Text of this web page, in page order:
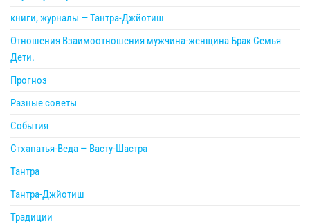
книги, журналы — Тантра-Джйотиш
Отношения Взаимоотношения мужчина-женщина Брак Семья
Дети.
Прогноз
Разные советы
События
Стхапатья-Веда — Васту-Шастра
Тантра
Тантра-Джйотиш
Традиции